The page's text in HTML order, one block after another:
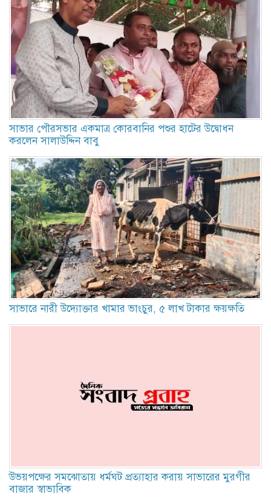
সাভার পৌরসভার একমাত্র কোরবানির পশুর হাটের উদ্বোধন
করলেন সালাউদ্দিন বাবু
সাভারে নারী উদ্যোক্তার খামার ভাংচুর, ৫ লাখ টাকার ক্ষয়ক্ষতি
উভয়পক্ষের সমঝোতায় ধর্মঘট প্রত্যাহার করায় সাভারের মুরগীর
বাজার স্বাভাবিক